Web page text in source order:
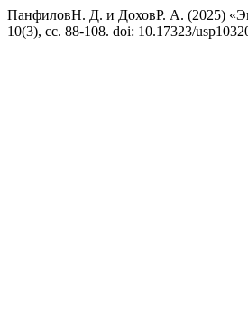
ПанфиловН. Д. и ДоховР. А. (2025)
10(3), сс. 88-108. doi: 10.17323/